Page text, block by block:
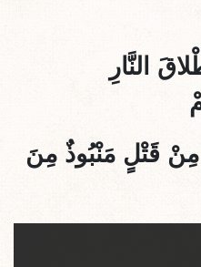
النَّارِ
قَتْلٍ مَنْبُوذٌ مِنَ